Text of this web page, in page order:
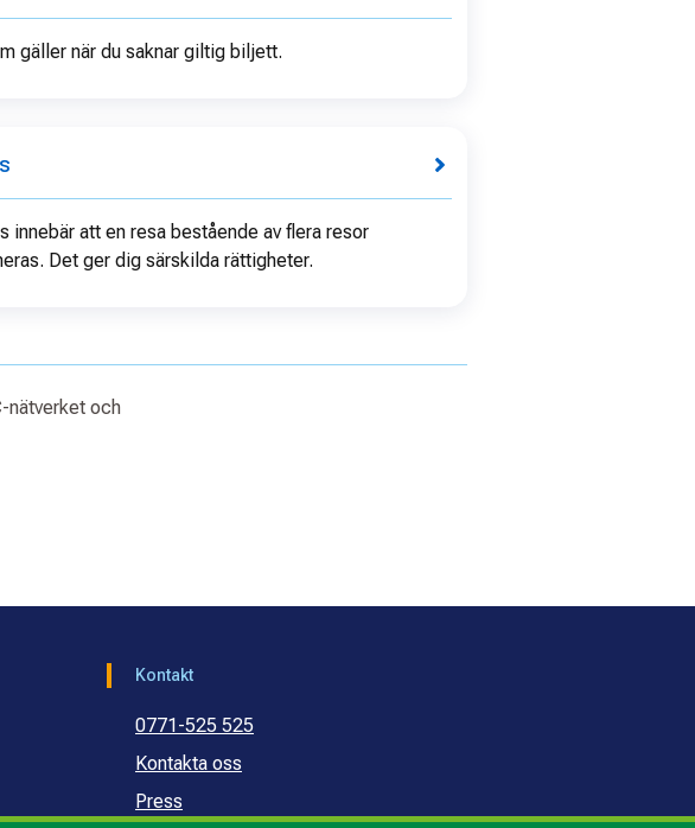
gäller när du saknar giltig biljett.
innebär att en resa bestående av flera resor
Det ger dig särskilda rättigheter.
nätverket och
Kontakt
0771-525 525
Kontakta oss
Press